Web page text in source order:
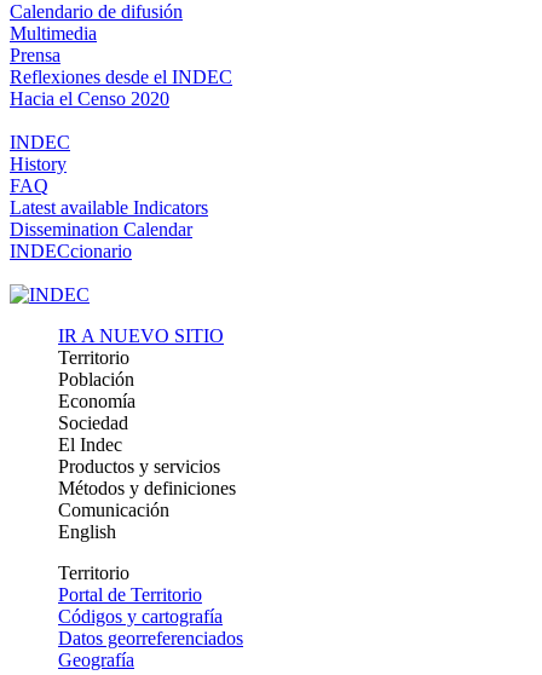
Calendario de difusión
Multimedia
Prensa
Reflexiones desde el INDEC
Hacia el Censo 2020
INDEC
History
FAQ
Latest available Indicators
Dissemination Calendar
INDECcionario
IR A NUEVO SITIO
Territorio
Población
Economía
Sociedad
El Indec
Productos y servicios
Métodos y definiciones
Comunicación
English
Territorio
Portal de Territorio
Códigos y cartografía
Datos georreferenciados
Geografía